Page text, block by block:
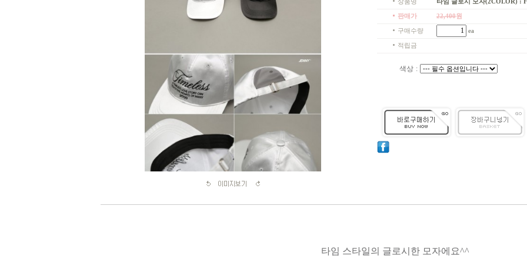
판매가 22,400원
구매수량 ea
적립금
색상 :
타임 스타일의 글로시한 모자에요^^